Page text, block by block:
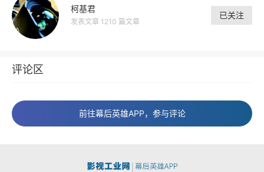
柯基君
发表文章 1210 篇文章
已关注
评论区
前往幕后英雄APP，参与评论